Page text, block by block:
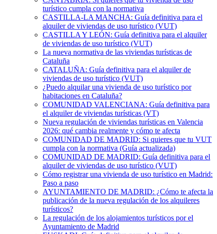
turístico cumpla con la normativa
CASTILLA-LA MANCHA: Guía definitiva para el
alquiler de viviendas de uso turístico (VUT)
CASTILLA Y LEÓN: Guía definitiva para el alquiler
de viviendas de uso turístico (VUT)
La nueva normativa de las viviendas turísticas de
Cataluña
CATALUÑA: Guía definitiva para el alquiler de
viviendas de uso turístico (VUT)
¿Puedo alquilar una vivienda de uso turístico por
habitaciones en Cataluña?
COMUNIDAD VALENCIANA: Guía definitiva para
el alquiler de viviendas turísticas (VT)
Nueva regulación de viviendas turísticas en Valencia
2026: qué cambia realmente y cómo te afecta
COMUNIDAD DE MADRID: Si quieres que tu VUT
cumpla con la normativa (Guía actualizada)
COMUNIDAD DE MADRID: Guía definitiva para el
alquiler de viviendas de uso turístico (VUT)
Cómo registrar una vivienda de uso turístico en Madrid:
Paso a paso
AYUNTAMIENTO DE MADRID: ¿Cómo te afecta la
publicación de la nueva regulación de los alquileres
turísticos?
La regulación de los alojamientos turísticos por el
Ayuntamiento de Madrid